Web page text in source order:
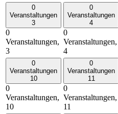
0
Veranstaltungen
3
0
Veranstaltungen,
3
0
Veranstaltungen
4
0
Veranstaltungen,
4
0
Veranstaltungen
10
0
Veranstaltungen,
10
0
Veranstaltungen
11
0
Veranstaltungen,
11